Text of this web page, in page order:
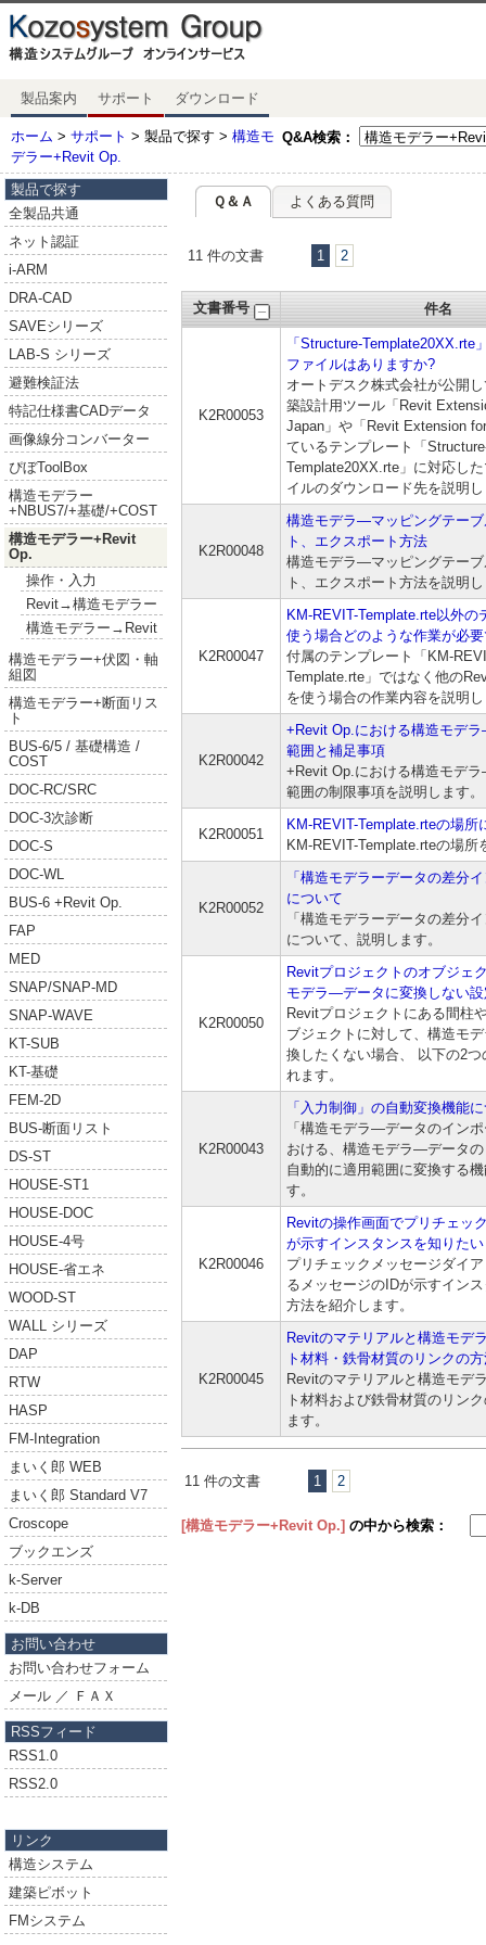
製品案内 サポート ダウンロード
Q&A検索：
ホーム > サポート > 製品で探す > 構造モ
デラー+Revit Op.
製品で探す
全製品共通
ネット認証
i-ARM
DRA-CAD
SAVEシリーズ
LAB-S シリーズ
避難検証法
特記仕様書CADデータ
画像線分コンバーター
ぴぼToolBox
構造モデラー
+NBUS7/+基礎/+COST
構造モデラー+Revit
Op.
操作・入力
Revit→構造モデラー
構造モデラー→Revit
構造モデラー+伏図・軸
組図
構造モデラー+断面リス
ト
BUS-6/5 / 基礎構造 /
COST
DOC-RC/SRC
DOC-3次診断
DOC-S
DOC-WL
BUS-6 +Revit Op.
FAP
MED
SNAP/SNAP-MD
SNAP-WAVE
KT-SUB
KT-基礎
FEM-2D
BUS-断面リスト
DS-ST
HOUSE-ST1
HOUSE-DOC
HOUSE-4号
HOUSE-省エネ
WOOD-ST
WALL シリーズ
DAP
RTW
HASP
FM-Integration
まいく郎 WEB
まいく郎 Standard V7
Croscope
ブックエンズ
k-Server
k-DB
お問い合わせ
お問い合わせフォーム
メール ／ ＦＡＸ
RSSフィード
RSS1.0
RSS2.0
リンク
構造システム
建築ピボット
FMシステム
Ｑ＆Ａ よくある質問
11 件の文書 1 2
文書番号 件名
K2R00053
「Structure-Template20XX.rte
ファイルはありますか?
オートデスク株式会社が公開
築設計用ツール「Revit
Japan」や「Revit Extension
ているテンプレート「
Template20XX.rte」に対応し
イルのダウンロード先を説明
K2R00048
構造モデラ―マッピングテー
ト、エクスポート方法
構造モデラ―マッピングテー
ト、エクスポート方法を説明
K2R00047
KM-REVIT-Template.rte以外の
使う場合どのような作業が必
付属のテンプレート「KM-
Template.rte」ではなく他の
を使う場合の作業内容を説明
K2R00042
+Revit Op.における構造モデ
範囲と補足事項
+Revit Op.における構造モデ
範囲の制限事項を説明します。
K2R00051
KM-REVIT-Template.rteの場所
KM-REVIT-Template.rteの場所
K2R00052
「構造モデラーデータの差分
について
「構造モデラーデータの差分
について、説明します。
K2R00050
Revitプロジェクトのオブジェ
モデラ―データに変換しない
Revitプロジェクトにある間柱
ブジェクトに対して、構造モ
換したくない場合、 以下の2
れます。
K2R00043
「入力制御」の自動変換機能
「構造モデラ―データのイン
おける、構造モデラ―データ
自動的に適用範囲に変換する
す。
K2R00046
Revitの操作画面でプリチェッ
が示すインスタンスを知りたい
プリチェックメッセージダイ
るメッセージのIDが示すイン
方法を紹介します。
K2R00045
Revitのマテリアルと構造モデ
ト材料・鉄骨材質のリンクの
Revitのマテリアルと構造モデ
ト材料および鉄骨材質のリン
ます。
11 件の文書 1 2
[構造モデラー+Revit Op.] の中から検索：